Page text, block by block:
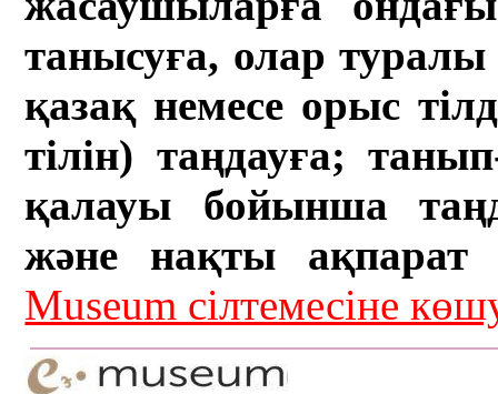
танысуға, олар туралы
қазақ немесе орыс
тілін) таңдауға;
қалауы бойынша
және нақты ақпарат
Museum сілтемесіне